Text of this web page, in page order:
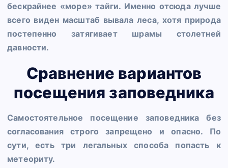
бескрайнее «море» тайги. Именно отсюда лучше
всего виден масштаб вывала леса, хотя природа
постепенно затягивает шрамы столетней
давности.
Сравнение вариантов
посещения заповедника
Самостоятельное посещение заповедника без
согласования строго запрещено и опасно. По
сути, есть три легальных способа попасть к
метеориту.